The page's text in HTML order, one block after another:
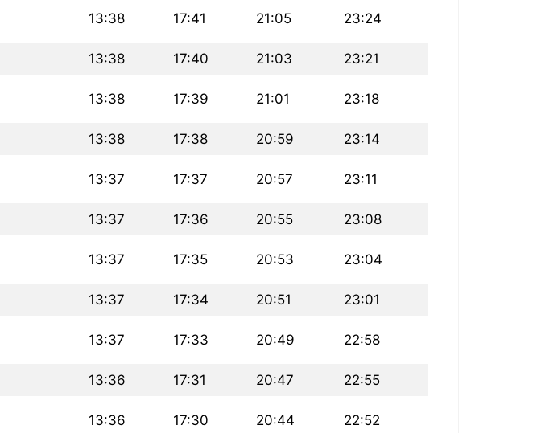
13:38 17:41 21:05 23:24
13:38 17:40 21:03 23:21
13:38 17:39 21:01 23:18
13:38 17:38 20:59 23:14
13:37 17:37 20:57 23:11
13:37 17:36 20:55 23:08
13:37 17:35 20:53 23:04
13:37 17:34 20:51 23:01
13:37 17:33 20:49 22:58
13:36 17:31 20:47 22:55
13:36 17:30 20:44 22:52